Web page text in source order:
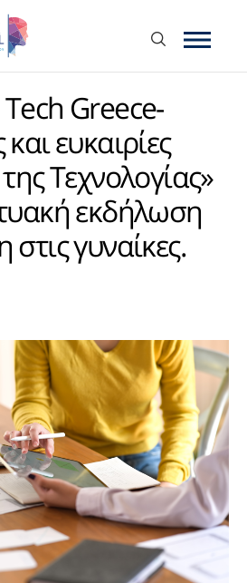
Greece-
ευκαιρίες
Τεχνολογίας»
εκδήλωση
γυναίκες.